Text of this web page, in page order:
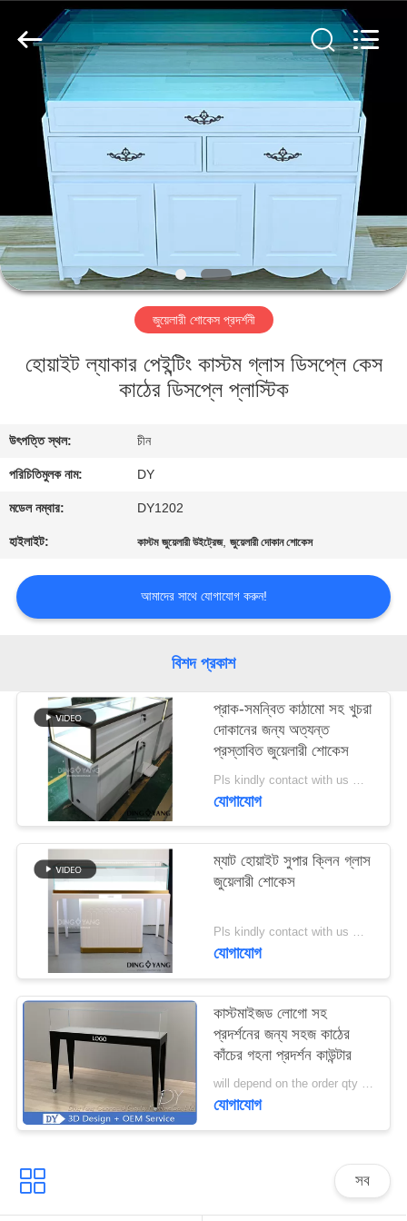
ভিডিও
আমাদের
সম্বন্ধে
কারখানা
গুণমান
নিয়ন্ত্রণ
একটি
উদ্ধৃতি
অনুরোধ
করুন
COMPANY
NEWS
PRIVACY
POLICY
Yang
Furniture
Reserved.
জুয়েলারী শোকেস প্রদর্শনী
হোয়াইট ল্যাকার পেইন্টিং কাস্টম গ্লাস ডিসপ্লে কেস
কাঠের ডিসপ্লে প্লাস্টিক
উৎপত্তি স্থল: চীন
পরিচিতিমুলক নাম: DY
মডেল নম্বার: DY1202
হাইলাইট: কাস্টম জুয়েলারী উইট্রেজ,জুয়েলারী দোকান শোকেস
আমাদের সাথে যোগাযোগ করুন!
বিশদ প্রকাশ
প্রাক-সমন্বিত কাঠামো সহ খুচরা
দোকানের জন্য অত্যন্ত
প্রস্তাবিত জুয়েলারী শোকেস
Pls kindly contact with us MOQ:1 দোকান বা 5 সেট / গহনার দোকান আসবাবপত্র
যোগাযোগ
ম্যাট হোয়াইট সুপার ক্লিন গ্লাস
জুয়েলারী শোকেস
Pls kindly contact with us MOQ:1 দোকান বা 5 সেট / গহনার দোকান আসবাবপত্র
যোগাযোগ
কাস্টমাইজড লোগো সহ
প্রদর্শনের জন্য সহজ কাঠের
কাঁচের গহনা প্রদর্শন কাউন্টার
will depend on the order qty MOQ:10 পিসি / জুয়েলারী ডিসপ্লে কাউন্টার
যোগাযোগ
সব